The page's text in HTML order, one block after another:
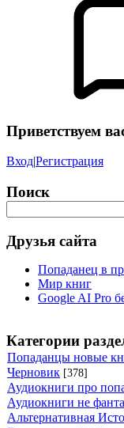
Приветствуем
Вход|Регистрация
Поиск
Друзья сайта
Попаданец в
Мир книг
Google AI Pro
Категории
Попаданцы новые
Черновик [378]
Аудиокниги про
Аудиокниги не
Альтернативная